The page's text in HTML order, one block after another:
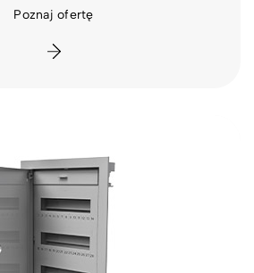
Poznaj ofertę